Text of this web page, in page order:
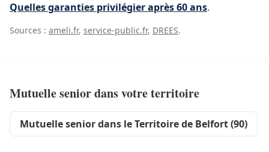
Quelles garanties privilégier après 60 ans.
Sources : ameli.fr, service-public.fr, DREES.
Mutuelle senior dans votre territoire
Mutuelle senior dans le Territoire de Belfort (90)